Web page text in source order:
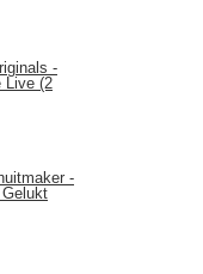
-
Live (2
-